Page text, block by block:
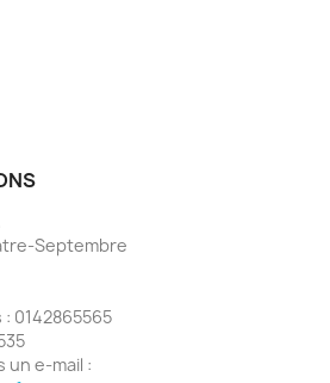
Septembre
: 0142865565
un e-mail :